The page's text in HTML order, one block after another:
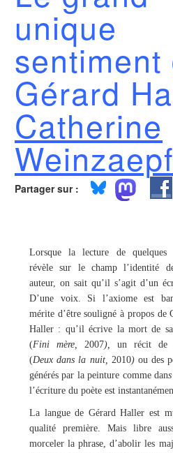
unique
sentiment
Gérard
Catherine
Partager sur :
Lorsque la lecture de quelques
révèle sur le champ l’identité
auteur, on sait qu’il s’agit d’un
D’une voix. Si l’axiome est
mérite d’être souligné à propos de
Haller : qu’il écrive la mort de
(Fini mère, 2007),un récit de
(Deux dans la nuit, 2010) ou des
générés par la peinture comme dan
l’écriture du poète est
La langue de Gérard Haller est
qualité première. Mais libre
morceler la phrase, d’abolir les